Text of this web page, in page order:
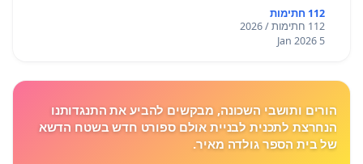
112 חתימות
112 חתימות / 2026
5 Jan 2026
הורים ותושבי השכונה, מבקשים להביע את התנגדותנו
הנחרצת לתכנית לבניית אולם ספורט חדש בשטח הדשא
של בית הספר גולדה מאיר.